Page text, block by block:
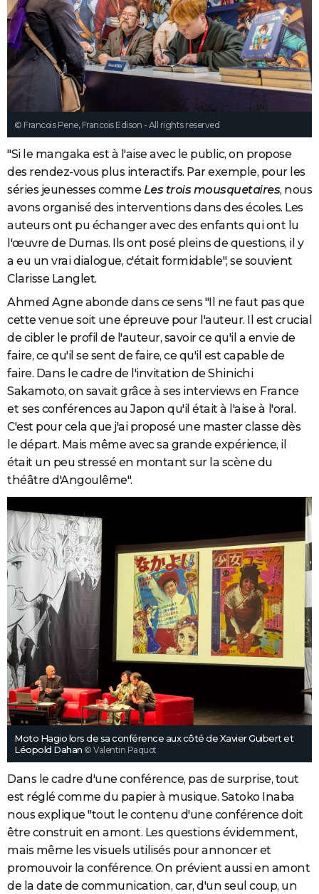
© Francois Pene, Francois Edison - All rights reserved
"Si le mangaka est à l'aise avec le public, on propose
des rendez-vous plus interactifs. Par exemple, pour les
séries jeunesses comme Les trois mousquetaires, nous
avons organisé des interventions dans des écoles. Les
auteurs ont pu échanger avec des enfants qui ont lu
l'œuvre de Dumas. Ils ont posé pleins de questions, il y
a eu un vrai dialogue, c'était formidable", se souvient
Clarisse Langlet.
Ahmed Agne abonde dans ce sens "Il ne faut pas que
cette venue soit une épreuve pour l'auteur. Il est crucial
de cibler le profil de l'auteur, savoir ce qu'il a envie de
faire, ce qu'il se sent de faire, ce qu'il est capable de
faire. Dans le cadre de l'invitation de Shinichi
Sakamoto, on savait grâce à ses interviews en France
et ses conférences au Japon qu'il était à l'aise à l'oral.
C'est pour cela que j'ai proposé une master classe dès
le départ. Mais même avec sa grande expérience, il
était un peu stressé en montant sur la scène du
théâtre d'Angoulême".
Moto Hagio lors de sa conférence aux côté de Xavier Guibert et
Léopold Dahan © Valentin Paquot
Dans le cadre d'une conférence, pas de surprise, tout
est réglé comme du papier à musique. Satoko Inaba
nous explique "tout le contenu d'une conférence doit
être construit en amont. Les questions évidemment,
mais même les visuels utilisés pour annoncer et
promouvoir la conférence. On prévient aussi en amont
de la date de communication, car, d'un seul coup, un